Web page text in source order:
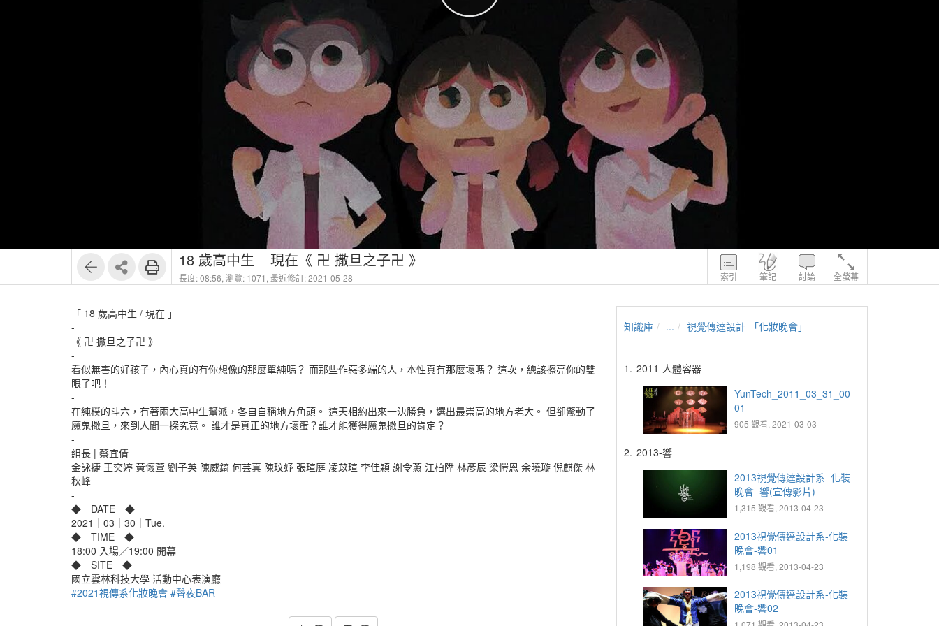
索引 筆記 討論 全螢幕
18 歲高中生 _ 現在《 卍 撒旦之子卍 》
長度: 08:56, 瀏覽: 1071, 最近修訂: 2021-05-28
「 18 歲高中生 / 現在 」
-
《 卍 撒旦之子卍 》
-
看似無害的好孩子，內心真的有你想像的那麼單純嗎？ 而那些作惡多端的人，本性真有那麼壞嗎？ 這次，總該擦亮你的雙
眼了吧！
-
在純樸的斗六，有著兩大高中生幫派，各自自稱地方角頭。 這天相約出來一決勝負，選出最崇高的地方老大。 但卻驚動了
魔鬼撒旦，來到人間一探究竟。 誰才是真正的地方壞蛋？誰才能獲得魔鬼撒旦的肯定？
-
組長 | 蔡宜倩
金詠捷 王奕婷 黃懷萱 劉子英 陳威錡 何芸真 陳玟妤 張瑄庭 凌苡瑄 李佳穎 謝令蕙 江柏陞 林彥辰 梁愷恩 余曉璇 倪麒傑 林
秋峰
-
◆ DATE ◆
2021｜03｜30｜Tue.
◆ TIME ◆
18:00 入場／19:00 開幕
◆ SITE ◆
國立雲林科技大學 活動中心表演廳
#2021視傳系化妝晚會 #聲夜BAR
知識庫 ... 視覺傳達設計-「化妝晚會」
1. 2011-人體容器
YunTech_2011_03_31_00
01
905 觀看, 2021-03-03
2. 2013-響
2013視覺傳達設計系_化裝
晚會_響(宣傳影片)
1,315 觀看, 2013-04-23
2013視覺傳達設計系-化裝
晚會-響01
1,198 觀看, 2013-04-23
2013視覺傳達設計系-化裝
晚會-響02